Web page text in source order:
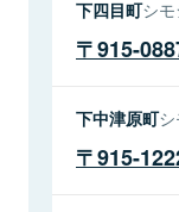
下四目町シ
915-
下中津原町
915-